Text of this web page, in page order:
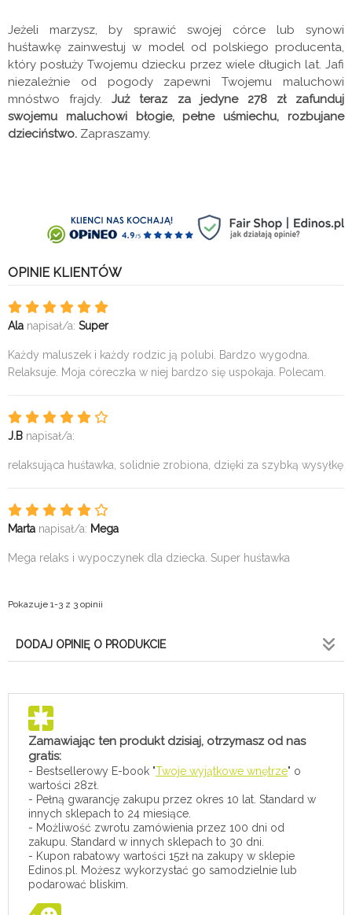
Jeżeli marzysz, by sprawić swojej córce lub synowi
huśtawkę zainwestuj w model od polskiego producenta,
który posłuży Twojemu dziecku przez wiele długich lat. Jafi
niezależnie od pogody zapewni Twojemu maluchowi
mnóstwo frajdy. Już teraz za jedyne 278 zł zafunduj
swojemu maluchowi błogie, pełne uśmiechu, rozbujane
dzieciństwo. Zapraszamy.
OPINIE KLIENTÓW
Ala napisał/a: Super
Każdy maluszek i każdy rodzic ją polubi. Bardzo wygodna.
Relaksuje. Moja córeczka w niej bardzo się uspokaja. Polecam.
J.B napisał/a:
relaksująca huśtawka, solidnie zrobiona, dzięki za szybką wysyłkę
Marta napisał/a: Mega
Mega relaks i wypoczynek dla dziecka. Super huśtawka
Pokazuje 1-3 z 3 opinii
DODAJ OPINIĘ O PRODUKCIE
Zamawiając ten produkt dzisiaj, otrzymasz od nas
gratis:
- Bestsellerowy E-book "Twoje wyjątkowe wnętrze" o
wartości 28zł.
- Pełną gwarancję zakupu przez okres 10 lat. Standard w
innych sklepach to 24 miesiące.
- Możliwość zwrotu zamówienia przez 100 dni od
zakupu. Standard w innych sklepach to 30 dni.
- Kupon rabatowy wartości 15zł na zakupy w sklepie
Edinos.pl. Możesz wykorzystać go samodzielnie lub
podarować bliskim.